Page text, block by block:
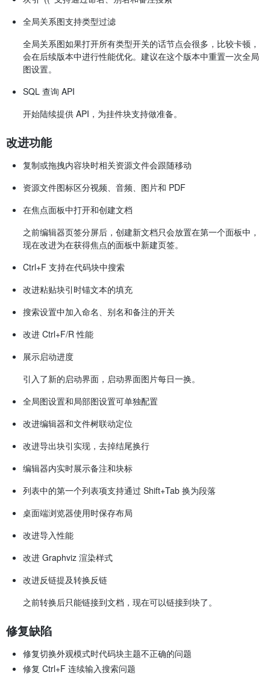
全局关系图支持类型过滤
全局关系图如果打开所有类型开关的话节点会很多，比较卡顿，
会在后续版本中进行性能优化。建议在这个版本中重置一次全局
图设置。
SQL 查询 API
开始陆续提供 API，为挂件块支持做准备。
改进功能
复制或拖拽内容块时相关资源文件会跟随移动
资源文件图标区分视频、音频、图片和 PDF
在焦点面板中打开和创建文档
之前编辑器页签分屏后，创建新文档只会放置在第一个面板中，
现在改进为在获得焦点的面板中新建页签。
Ctrl+F 支持在代码块中搜索
改进粘贴块引时锚文本的填充
搜索设置中加入命名、别名和备注的开关
改进 Ctrl+F/R 性能
展示启动进度
引入了新的启动界面，启动界面图片每日一换。
全局图设置和局部图设置可单独配置
改进编辑器和文件树联动定位
改进导出块引实现，去掉结尾换行
编辑器内实时展示备注和块标
列表中的第一个列表项支持通过 Shift+Tab 换为段落
桌面端浏览器使用时保存布局
改进导入性能
改进 Graphviz 渲染样式
改进反链提及转换反链
之前转换后只能链接到文档，现在可以链接到块了。
修复缺陷
修复切换外观模式时代码块主题不正确的问题
修复 Ctrl+F 连续输入搜索问题